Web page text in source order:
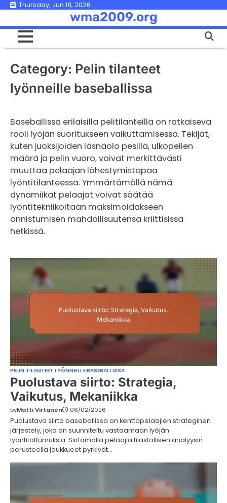
Skip
content
Thursday, Jun 18, 2026
wma2009.org
Category: Pelin tilanteet
lyönneille baseballissa
Baseballissa erilaisilla pelitilanteilla on ratkaiseva
rooli lyöjän suoritukseen vaikuttamisessa. Tekijät,
kuten juoksijoiden läsnäolo pesillä, ulkopelien
määrä ja pelin vuoro, voivat merkittävästi
muuttaa pelaajan lähestymistapaa
lyöntitilanteessa. Ymmärtämällä nämä
dynamiikat pelaajat voivat säätää
lyöntitekniikoitaan maksimoidakseen
onnistumisen mahdollisuutensa kriittisissä
hetkissä.
PELIN TILANTEET LYÖNNEILLE BASEBALLISSA
Puolustava siirto: Strategia,
Vaikutus, Mekaniikka
byMatti Virtanen 06/02/2026
Puolustava siirto baseballissa on kenttäpelaajien strateginen
järjestely, joka on suunniteltu vastaamaan lyöjän
lyöntitottumuksia. Siirtämällä pelaajia tilastollisen analyysin
perusteella joukkueet pyrkivät…